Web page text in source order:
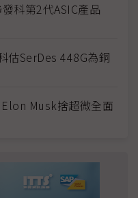
科第2代ASIC產品
SerDes 448G為銅
Musk捨超微全面